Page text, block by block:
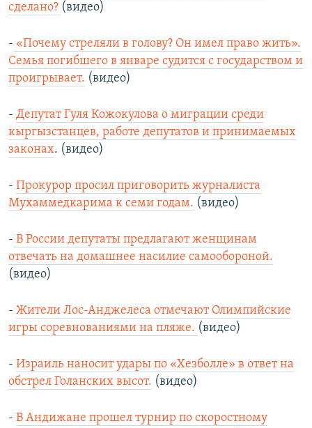
сделано? (видео)
- «Почему стреляли в голову? Он имел право жить».
Семья погибшего в январе судится с государством и
проигрывает. (видео)
- Депутат Гуля Кожокулова о миграции среди
кыргызстанцев, работе депутатов и принимаемых
законах. (видео)
- Прокурор просил приговорить журналиста
Мухаммедкарима к семи годам. (видео)
- В России депутаты предлагают женщинам
отвечать на домашнее насилие самообороной.
(видео)
- Жители Лос-Анджелеса отмечают Олимпийские
игры соревнованиями на пляже. (видео)
- Израиль наносит удары по «Хезболле» в ответ на
обстрел Голанских высот. (видео)
- В Андижане прошел турнир по скоростному